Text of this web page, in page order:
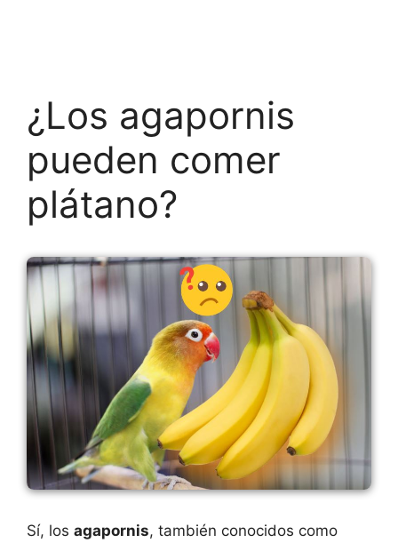
¿Los agapornis
pueden comer
plátano?
Sí, los agapornis, también conocidos como